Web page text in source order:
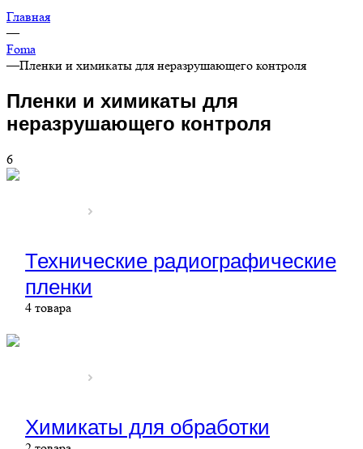
Главная
—
Foma
—Пленки и химикаты для неразрушающего контроля
Пленки и химикаты для
неразрушающего контроля
6
Технические радиографические
пленки
4 товара
Химикаты для обработки